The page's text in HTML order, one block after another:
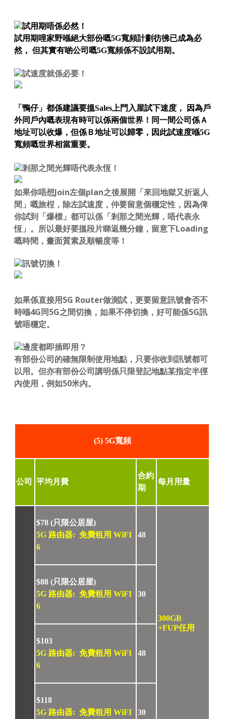
試用期唔係必然！
試用期哩家野喺絕大部份嘅5G寬頻計劃彷彿已成為必
然， 但其實有啲公司嘅5G寬頻係不設試用期。
試速度就係必要！
「鴨仔」都係建議要搵Sales上門入屋試下速度， 因為戶
外同戶內嘅表現有時可以係兩個世界！同一間公司係Ａ
地址可以收爆，但係Ｂ地址可以歸零，因此試速度喺5G
寬頻嘅世界相當重要。
剎那之間光輝唔代表永恆！
如果你唔想Join左個plan之後展開「來回地獄又折返人
間」嘅旅桯，除左試速度，仲要留意個穩定性，因為俾
你試到「爆標」都可以係「剎那之間光輝，唔代表永
恆」。所以最好要搵段片睇返幾分鐘，留意下Loading
嘅時間，畫面質素及順暢度等！
訊號切換！
如果係直接用5G Router做測試，更要留意訊號會否不
時喺4G同5G之間切換，如果不停切換，好可能係5G訊
號唔穩定。
邊度都即插即用？
有部份公司的確無限制使用地點，只要你收到訊號都可
以用。但亦有部份公司講明係只限登記地點某指定半徑
內使用，例如50米內。
(5) 5G寬頻
公司 平均月費
合約
期
每月用量
$78 (只限公居屋)
5G 路由器: 免費租用 WiFI
6
48
300GB
+FUP任用
$88 (只限公居屋)
5G 路由器: 免費租用 WiFI
6
30
$103
5G 路由器: 免費租用 WiFI
6
48
$118
5G 路由器: 免費租用 WiFI
30